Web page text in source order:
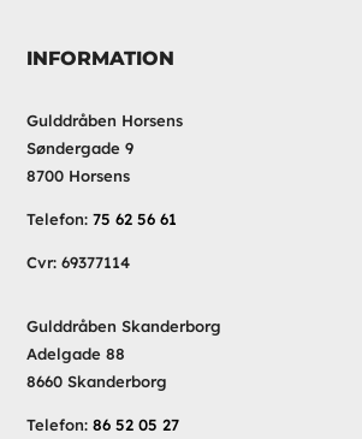
INFORMATION
Gulddråben Horsens
Søndergade 9
8700 Horsens
Telefon:75 62 56 61
Cvr: 69377114
Gulddråben Skanderborg
Adelgade 88
8660 Skanderborg
Telefon:86 52 05 27